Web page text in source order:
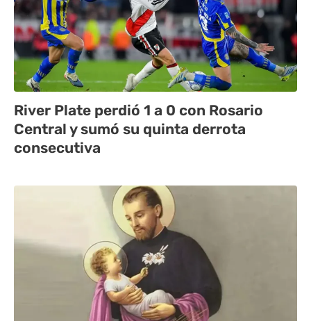
River Plate perdió 1 a 0 con Rosario
Central y sumó su quinta derrota
consecutiva